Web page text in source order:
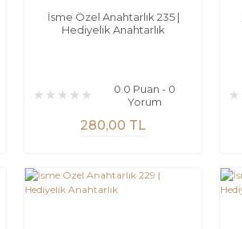
İsme Özel Anahtarlık 235 |
Hediyelik Anahtarlık
0.0 Puan - 0
Yorum
280,00 TL